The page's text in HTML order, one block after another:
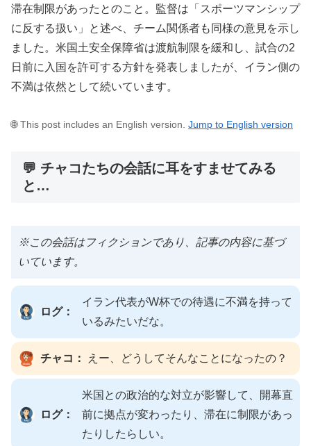
滞在制限があったとのこと。監督は「スポーツマンシップ
に反する扱い」と述べ、チーム関係者も同様の意見を示し
ました。米国土安全保障省は渡航制限を緩和し、試合の2
日前に入国を許可する方針を発表しましたが、イラン側の
不満は依然として続いています。
🌐 This post includes an English version. Jump to English version
💬 チャコたちの会話に耳をすませてみる
と…
※この会話はフィクションであり、記事の内容に基づ
いています。
ログ：
イラン代表がW杯での待遇に不満を持って
いるみたいだな。
チャコ： えー、どうしてそんなことになったの？
ログ：
米国との政治的な対立が影響して、開幕直
前に拠点が変わったり、滞在に制限があっ
たりしたらしい。